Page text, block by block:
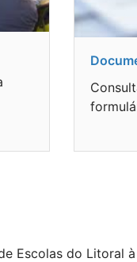
Escolas do Litoral